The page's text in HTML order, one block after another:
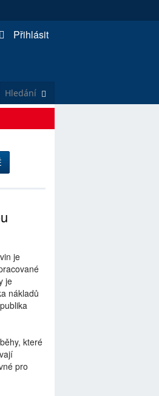
Přihlásit
je
je
nákladů
které
pro